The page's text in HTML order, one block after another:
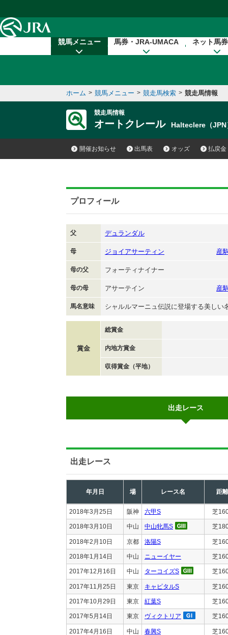
競馬メニュー 馬券・JRA-UMACA ネット馬
ホーム > 競馬メニュー > 競走馬検索 > 競走馬情報
競走馬情報
オートクレール Halteclere（JPN
開催お知らせ 出馬表 オッズ 払戻金
プロフィール
父 デュランダル
母 ジョイアサーティン 産
母の父 フォーティナイナー
母の母 アサーテイン 産
馬名意味 シャルルマーニュ伝説に登場する美しい
賞金
総賞金
内地方賞金
収得賞金（平地）
出走レース
出走レース
年月日 場 レース名 距離
2018年3月25日 阪神 六甲S 芝
2018年3月10日 中山 中山牝馬S 芝
2018年2月10日 京都 洛陽S 芝
2018年1月14日 中山 ニューイヤー 芝
2017年12月16日 中山 ターコイズS 芝
2017年11月25日 東京 キャピタルS 芝
2017年10月29日 東京 紅葉S 芝
2017年5月14日 東京 ヴィクトリア 芝
2017年4月16日 中山 春興S 芝